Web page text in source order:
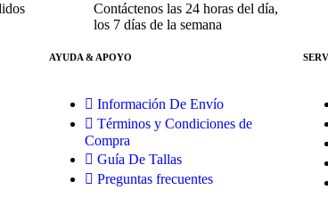
Contáctenos las 24 horas del día,
los 7 días de la semana
AYUDA & APOYO
Información De Envío
Términos y Condiciones de
Compra
Guía De Tallas
Preguntas frecuentes